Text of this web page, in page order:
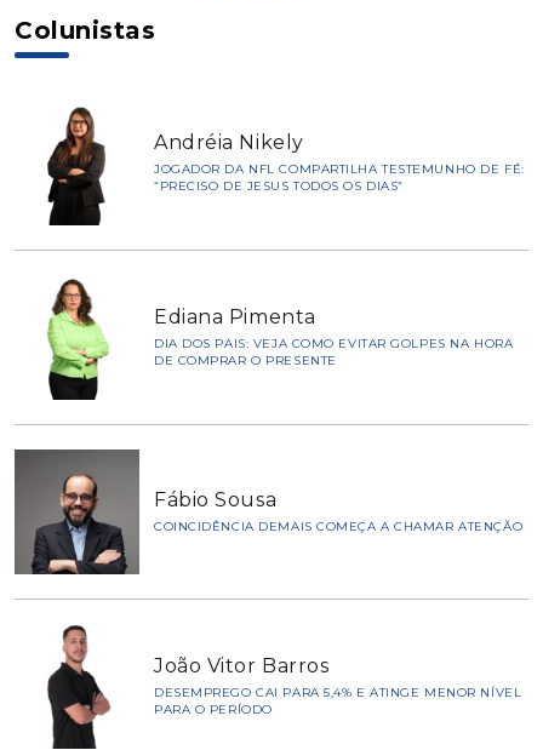
Colunistas
Andréia Nikely
JOGADOR DA NFL COMPARTILHA TESTEMUNHO DE FÉ:
“PRECISO DE JESUS TODOS OS DIAS”
Ediana Pimenta
DIA DOS PAIS: VEJA COMO EVITAR GOLPES NA HORA
DE COMPRAR O PRESENTE
Fábio Sousa
COINCIDÊNCIA DEMAIS COMEÇA A CHAMAR ATENÇÃO
João Vitor Barros
DESEMPREGO CAI PARA 5,4% E ATINGE MENOR NÍVEL
PARA O PERÍODO